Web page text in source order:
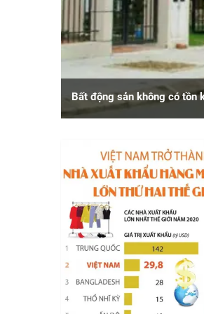
Bất động sản không có